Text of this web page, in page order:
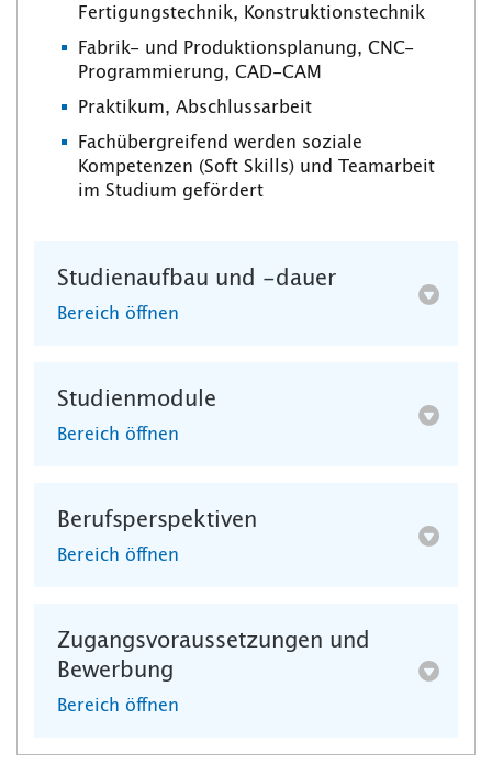
Fertigungstechnik, Konstruktionstechnik
Fabrik- und Produktionsplanung, CNC-
Programmierung, CAD-CAM
Praktikum, Abschlussarbeit
Fachübergreifend werden soziale
Kompetenzen (Soft Skills) und Teamarbeit
im Studium gefördert
Studienaufbau und -dauer
Bereich öffnen
Studienmodule
Bereich öffnen
Berufsperspektiven
Bereich öffnen
Zugangsvoraussetzungen und
Bewerbung
Bereich öffnen